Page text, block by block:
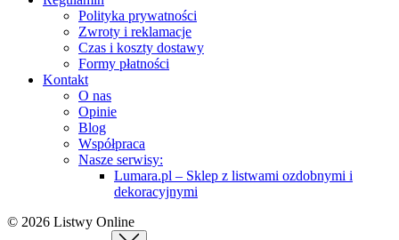
Polityka prywatności
Zwroty i reklamacje
Czas i koszty dostawy
Formy płatności
Kontakt
O nas
Opinie
Blog
Współpraca
Nasze serwisy:
Lumara.pl – Sklep z listwami ozdobnymi i
dekoracyjnymi
© 2026 Listwy Online